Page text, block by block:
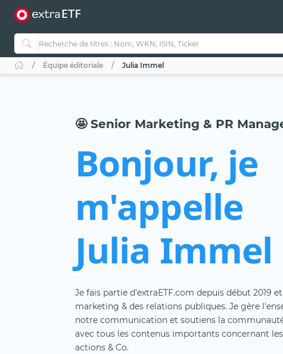
Équipe éditoriale Julia Immel
🤩 Senior Marketing & PR
Bonjour, je
m'appelle
Julia Immel
Je fais partie d'extraETF.com depuis début 2019
marketing & des relations publiques. Je gère
notre communication et soutiens la
avec tous les contenus importants concernant les
actions & Co.